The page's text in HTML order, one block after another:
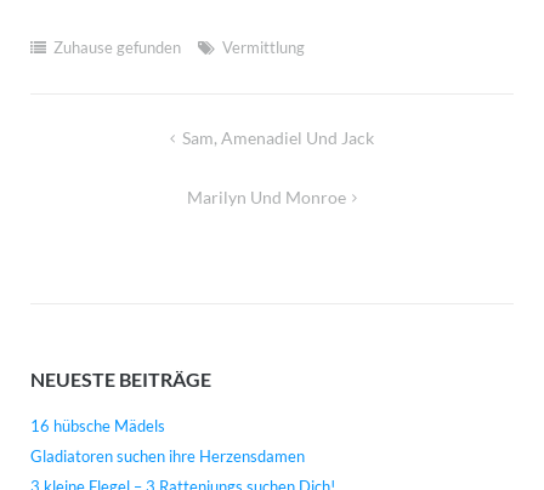
Zuhause gefunden Vermittlung
BeitragsnavigationSam, Amenadiel Und Jack
Marilyn Und Monroe
NEUESTE BEITRÄGE
16 hübsche Mädels
Gladiatoren suchen ihre Herzensdamen